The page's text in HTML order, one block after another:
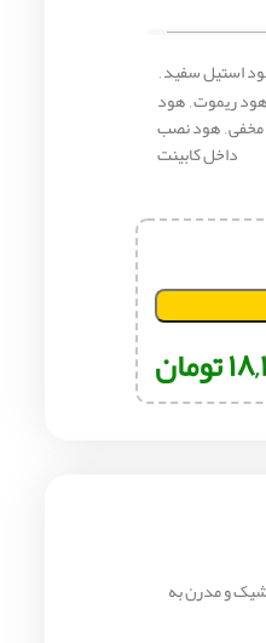
استیل سفید,
هود ریموت,هود
,هود نصب
داخل کابینت
تومان
و مدرن به